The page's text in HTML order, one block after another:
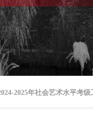
2025年社会艺术水平考